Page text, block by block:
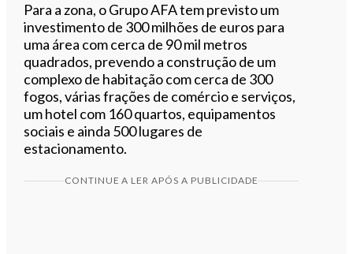
Para a zona, o Grupo AFA tem previsto um
investimento de 300 milhões de euros para
uma área com cerca de 90 mil metros
quadrados, prevendo a construção de um
complexo de habitação com cerca de 300
fogos, várias frações de comércio e serviços,
um hotel com 160 quartos, equipamentos
sociais e ainda 500 lugares de
estacionamento.
CONTINUE A LER APÓS A PUBLICIDADE